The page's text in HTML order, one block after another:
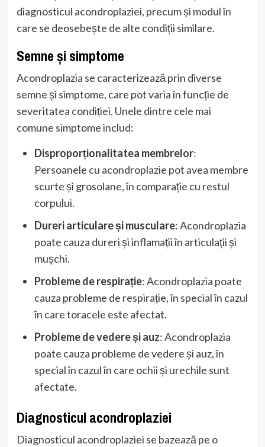
diagnosticul acondroplaziei, precum și modul în
care se deosebește de alte condiții similare.
Semne și simptome
Acondroplazia se caracterizează prin diverse
semne și simptome, care pot varia în funcție de
severitatea condiției. Unele dintre cele mai
comune simptome includ:
Disproporționalitatea membrelor:
Persoanele cu acondroplazie pot avea membre
scurte și grosolane, în comparație cu restul
corpului.
Dureri articulare și musculare: Acondroplazia
poate cauza dureri și inflamații în articulații și
mușchi.
Probleme de respirație: Acondroplazia poate
cauza probleme de respirație, în special în cazul
în care toracele este afectat.
Probleme de vedere și auz: Acondroplazia
poate cauza probleme de vedere și auz, în
special în cazul în care ochii și urechile sunt
afectate.
Diagnosticul acondroplaziei
Diagnosticul acondroplaziei se bazează pe o